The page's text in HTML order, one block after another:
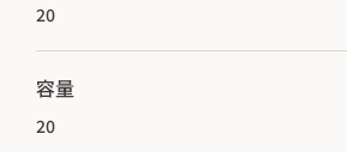
20
容量
20